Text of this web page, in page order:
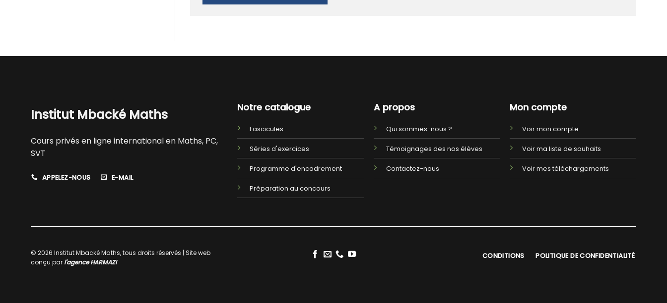
Institut Mbacké Maths
Cours privés en ligne international en Maths, PC,
SVT
APPELEZ-NOUS E-MAIL
Notre catalogue
Fascicules
Séries d'exercices
Programme d'encadrement
Préparation au concours
A propos
Qui sommes-nous ?
Témoignages des nos élèves
Contactez-nous
Mon compte
Voir mon compte
Voir ma liste de souhaits
Voir mes téléchargements
© 2026 Institut Mbacké Maths, tous droits réservés | Site web
conçu par l'agence HARMAZI
CONDITIONS POLITIQUE DE CONFIDENTIALITÉ